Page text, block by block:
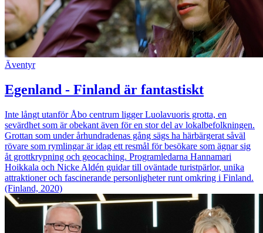
Äventyr
Egenland - Finland är fantastiskt
Inte långt utanför Åbo centrum ligger Luolavuoris grotta, en
sevärdhet som är obekant även för en stor del av lokalbefolkningen.
Grottan som under århundradenas gång sägs ha härbärgerat såväl
rövare som rymlingar är idag ett resmål för besökare som ägnar sig
åt grottkrypning och geocaching. Programledarna Hannamari
Hoikkala och Nicke Aldén guidar till oväntade turistpärlor, unika
attraktioner och fascinerande personligheter runt omkring i Finland.
(Finland, 2020)